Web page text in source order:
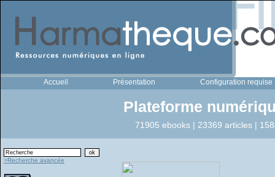
Accueil Présentation Configuration requise
Plateforme
71905 ebooks | 23369 articles |
>Recherche avancée